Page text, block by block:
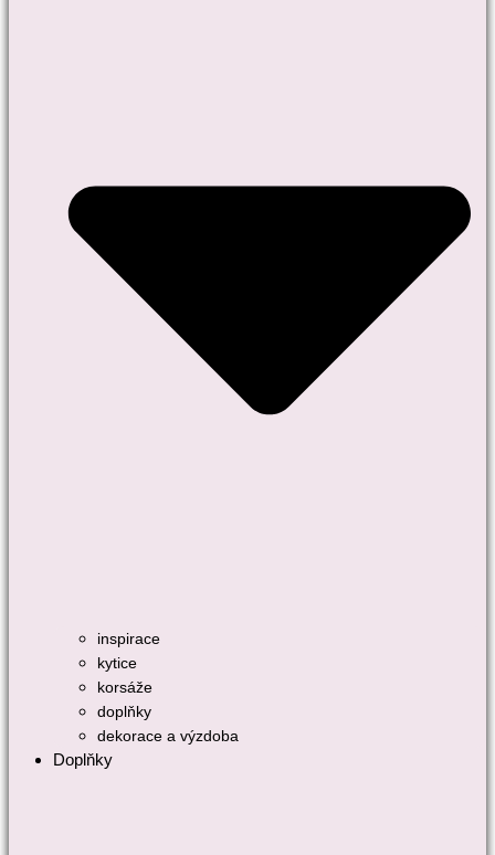
inspirace
kytice
korsáže
doplňky
dekorace a výzdoba
Doplňky